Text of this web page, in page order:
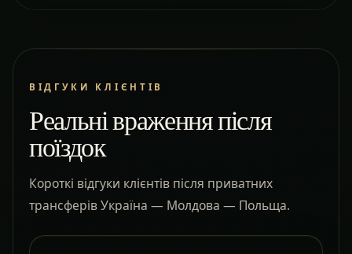
ВІДГУКИ КЛІЄНТІВ
Реальні враження після
поїздок
Короткі відгуки клієнтів після приватних
трансферів Україна — Молдова — Польща.